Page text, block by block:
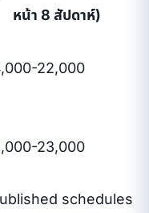
หน้า 8 สัปดาห์)
22,000
23,000
schedules